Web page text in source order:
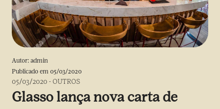
Autor: admin
Publicado em 05/03/2020
05/03/2020 -OUTROS
Glasso lança nova carta de